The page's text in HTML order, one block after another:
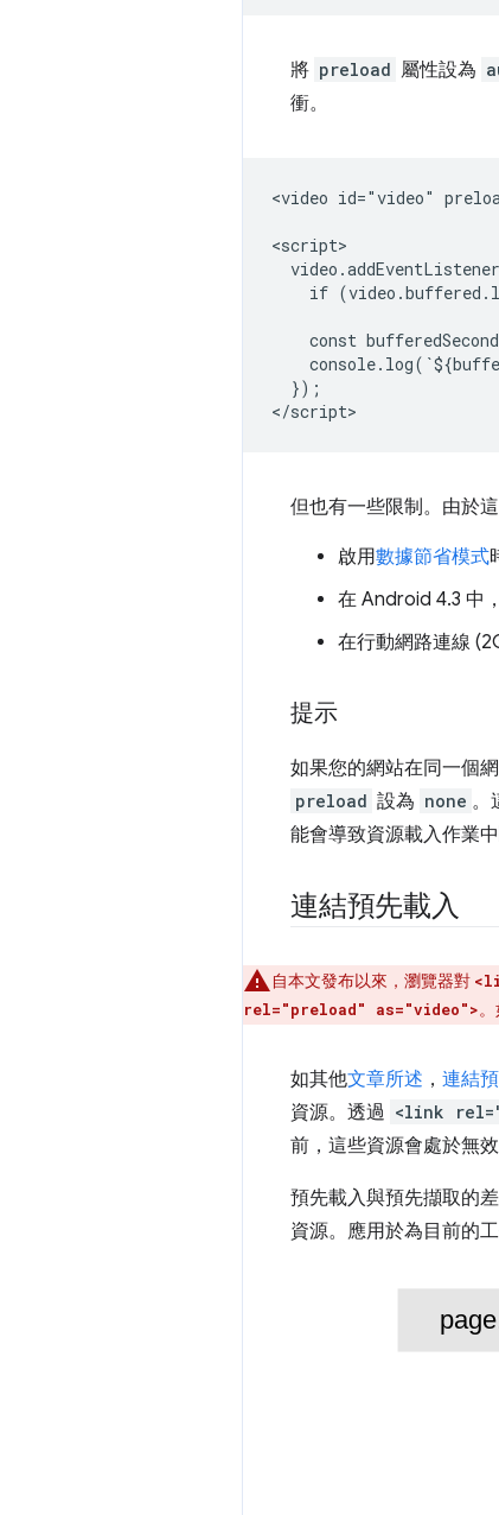
將 preload 屬性設為
衝。
<video id="video"
<script>
if
const
  });
但也有一些限制。由於
啟用數據節省模式
在 Android 4.3 中
在行動網路連線
提示
如果您的網站在同一個
preload 設為 none 。
能會導致資源載入作業
連結預先載入
自本文發布以來，瀏覽器對
rel="preload" as="video">
如其他文章所述 ， 連結
資源。透過 <link
前，這些資源會處於無效
預先載入與預先擷取的
資源。應用於為目前的